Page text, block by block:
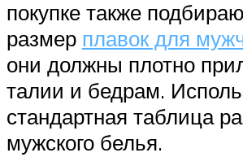
покупке также
размер плавок для
они должны плотно
талии и бедрам.
стандартная таблица
мужского белья.